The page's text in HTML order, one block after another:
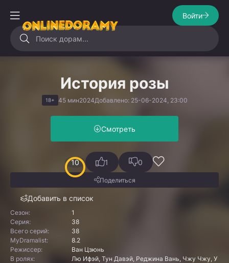
Войти
История розы
18+ 45 мин2024Добавлено: 25-06-2024, 23:00
Смотреть
10
Добавить в список
1 0
Поделиться
Сезон:
1
Серия:
38
Всего серий:
38
MyDramalist:
8.2
Режиссер:
Ван Цзюнь
В ролях:
Лю Ифэй, Тун Давэй, Реджина Вань, Чжу Чжу, У